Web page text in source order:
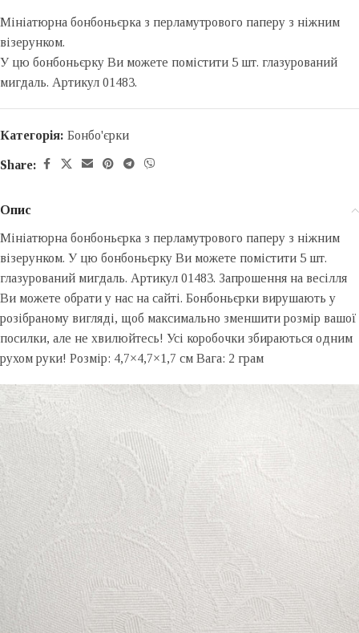
Мініатюрна бонбоньєрка з перламутрового паперу з ніжним
візерунком.
У цю бонбоньєрку Ви можете помістити 5 шт. глазурований
мигдаль. Артикул 01483.
Категорія: Бонбо'єрки
Share:
Опис
Мініатюрна бонбоньєрка з перламутрового паперу з ніжним
візерунком. У цю бонбоньєрку Ви можете помістити 5 шт.
глазурований мигдаль. Артикул 01483. Запрошення на весілля
Ви можете обрати у нас на сайті. Бонбоньєрки вирушають у
розібраному вигляді, щоб максимально зменшити розмір вашої
посилки, але не хвилюйтесь! Усі коробочки збираються одним
рухом руки! Розмір: 4,7×4,7×1,7 см Вага: 2 грам